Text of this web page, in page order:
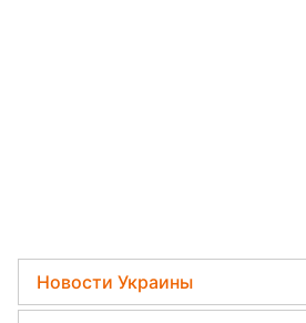
Новости Украины